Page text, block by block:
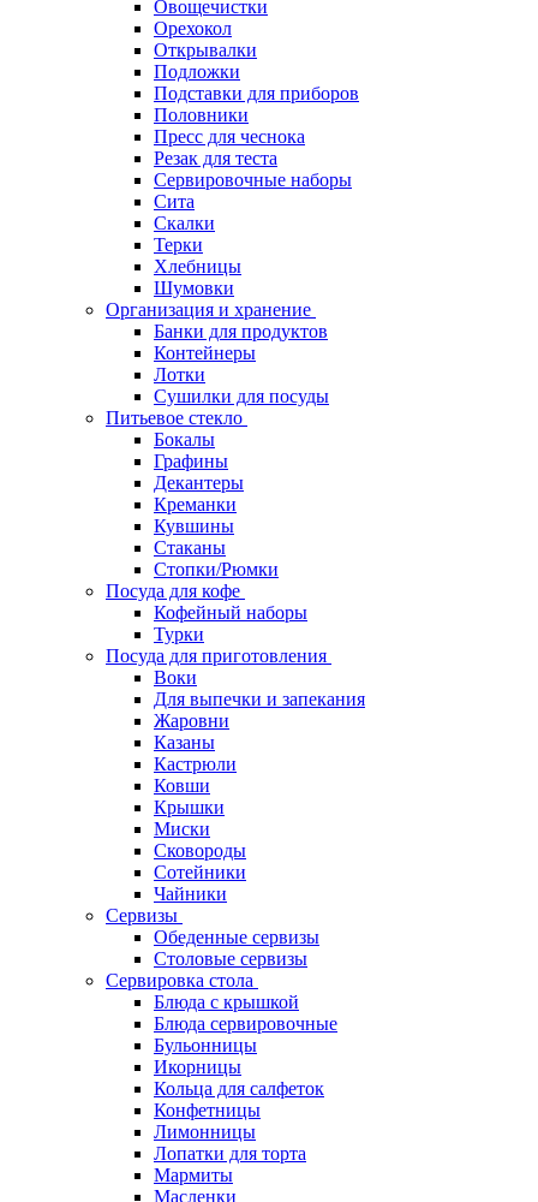
Овощечистки
Орехокол
Открывалки
Подложки
Подставки для приборов
Половники
Пресс для чеснока
Резак для теста
Сервировочные наборы
Сита
Скалки
Терки
Хлебницы
Шумовки
Организация и хранение
Банки для продуктов
Контейнеры
Лотки
Сушилки для посуды
Питьевое стекло
Бокалы
Графины
Декантеры
Креманки
Кувшины
Стаканы
Стопки/Рюмки
Посуда для кофе
Кофейный наборы
Турки
Посуда для приготовления
Воки
Для выпечки и запекания
Жаровни
Казаны
Кастрюли
Ковши
Крышки
Миски
Сковороды
Сотейники
Чайники
Сервизы
Обеденные сервизы
Столовые сервизы
Сервировка стола
Блюда с крышкой
Блюда сервировочные
Бульонницы
Икорницы
Кольца для салфеток
Конфетницы
Лимонницы
Лопатки для торта
Мармиты
Масленки